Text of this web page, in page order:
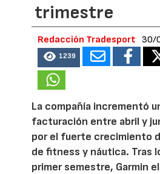
trimestre
Redacción Tradesport 30/
1239
La compañía incrementó
facturación entre abril y
por el fuerte crecimiento
de fitness y náutica. Tras
primer semestre, Garmin